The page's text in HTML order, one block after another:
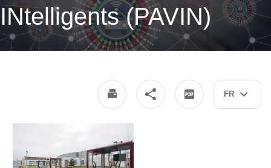
INtelligents (PAVIN)
FR